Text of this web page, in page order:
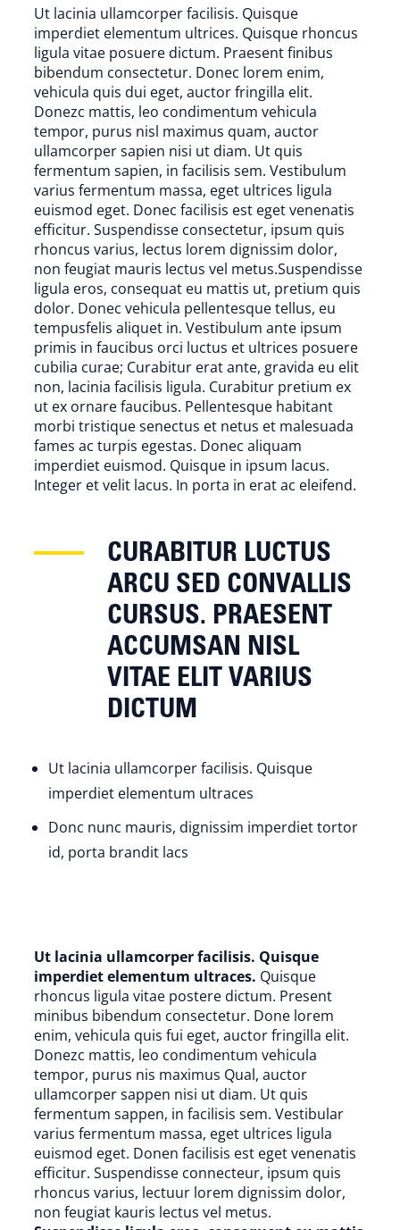
Ut lacinia ullamcorper facilisis. Quisque
imperdiet elementum ultrices. Quisque rhoncus
ligula vitae posuere dictum. Praesent finibus
bibendum consectetur. Donec lorem enim,
vehicula quis dui eget, auctor fringilla elit.
Donezc mattis, leo condimentum vehicula
tempor, purus nisl maximus quam, auctor
ullamcorper sapien nisi ut diam. Ut quis
fermentum sapien, in facilisis sem. Vestibulum
varius fermentum massa, eget ultrices ligula
euismod eget. Donec facilisis est eget venenatis
efficitur. Suspendisse consectetur, ipsum quis
rhoncus varius, lectus lorem dignissim dolor,
non feugiat mauris lectus vel metus.Suspendisse
ligula eros, consequat eu mattis ut, pretium quis
dolor. Donec vehicula pellentesque tellus, eu
tempusfelis aliquet in. Vestibulum ante ipsum
primis in faucibus orci luctus et ultrices posuere
cubilia curae; Curabitur erat ante, gravida eu elit
non, lacinia facilisis ligula. Curabitur pretium ex
ut ex ornare faucibus. Pellentesque habitant
morbi tristique senectus et netus et malesuada
fames ac turpis egestas. Donec aliquam
imperdiet euismod. Quisque in ipsum lacus.
Integer et velit lacus. In porta in erat ac eleifend.
CURABITUR LUCTUS
ARCU SED CONVALLIS
CURSUS. PRAESENT
ACCUMSAN NISL
VITAE ELIT VARIUS
DICTUM
Ut lacinia ullamcorper facilisis. Quisque
imperdiet elementum ultraces
Donc nunc mauris, dignissim imperdiet tortor
id, porta brandit lacs
Ut lacinia ullamcorper facilisis. Quisque
imperdiet elementum ultraces. Quisque
rhoncus ligula vitae postere dictum. Present
minibus bibendum consectetur. Done lorem
enim, vehicula quis fui eget, auctor fringilla elit.
Donezc mattis, leo condimentum vehicula
tempor, purus nis maximus Qual, auctor
ullamcorper sappen nisi ut diam. Ut quis
fermentum sappen, in facilisis sem. Vestibular
varius fermentum massa, eget ultrices ligula
euismod eget. Donen facilisis est eget venenatis
efficitur. Suspendisse connecteur, ipsum quis
rhoncus varius, lectuur lorem dignissim dolor,
non feugiat kauris lectus vel metus.